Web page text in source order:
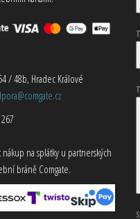
/ 48b, Hradec Králové
na splátky u partnerských
bráně Comgate.